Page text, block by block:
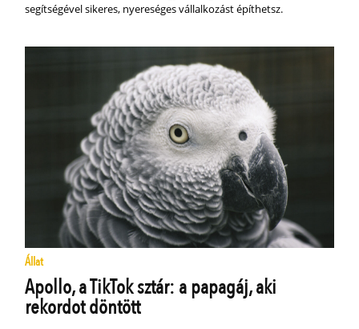
segítségével sikeres, nyereséges vállalkozást építhetsz.
Állat
Apollo, a TikTok sztár: a papagáj, aki
rekordot döntött